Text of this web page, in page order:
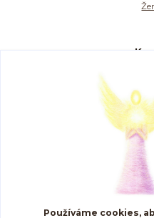
SIMPLY COLOURS
774
(Po-Pá,
Používáme cookies,